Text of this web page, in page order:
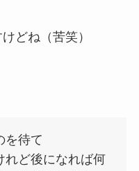
どね（苦笑）
を待て
れど後になれば何